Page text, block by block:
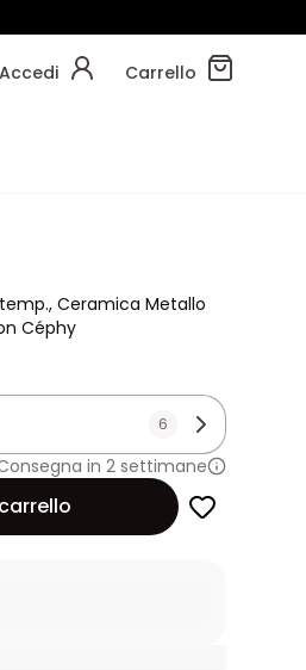
Accedi Carrello
Ceramica Metallo
Céphy
6
in 2 settimane